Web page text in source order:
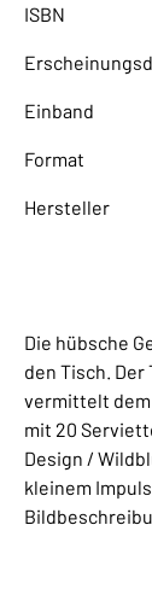
ISBN
Einband
Format
Hersteller
Die hübsche
den Tisch.
vermittelt dem
mit 20
Design /
kleinem